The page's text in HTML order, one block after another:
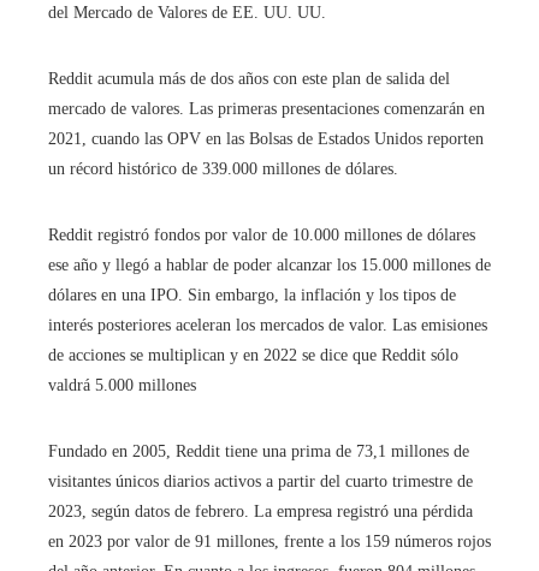
del Mercado de Valores de EE. UU. UU.
Reddit acumula más de dos años con este plan de salida del
mercado de valores. Las primeras presentaciones comenzarán en
2021, cuando las OPV en las Bolsas de Estados Unidos reporten
un récord histórico de 339.000 millones de dólares.
Reddit registró fondos por valor de 10.000 millones de dólares
ese año y llegó a hablar de poder alcanzar los 15.000 millones de
dólares en una IPO. Sin embargo, la inflación y los tipos de
interés posteriores aceleran los mercados de valor. Las emisiones
de acciones se multiplican y en 2022 se dice que Reddit sólo
valdrá 5.000 millones
Fundado en 2005, Reddit tiene una prima de 73,1 millones de
visitantes únicos diarios activos a partir del cuarto trimestre de
2023, según datos de febrero. La empresa registró una pérdida
en 2023 por valor de 91 millones, frente a los 159 números rojos